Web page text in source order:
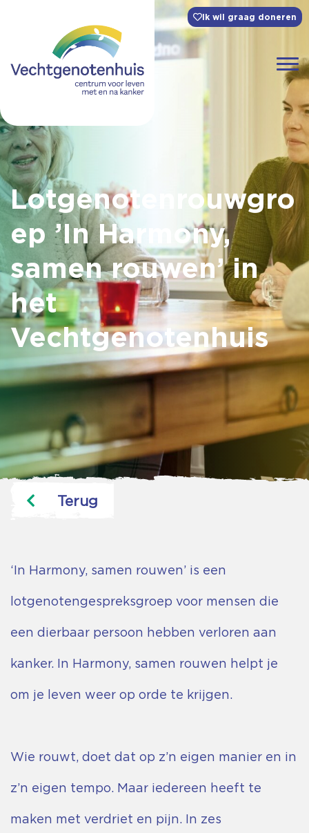
Ik wil graag doneren
Lotgenotenrouwgro
ep ’In Harmony,
samen rouwen’ in
het
Vechtgenotenhuis
Terug
‘In Harmony, samen rouwen’ is een
lotgenotengespreksgroep voor mensen die
een dierbaar persoon hebben verloren aan
kanker. In Harmony, samen rouwen helpt je
om je leven weer op orde te krijgen.
Wie rouwt, doet dat op z’n eigen manier en in
z’n eigen tempo. Maar iedereen heeft te
maken met verdriet en pijn. In zes